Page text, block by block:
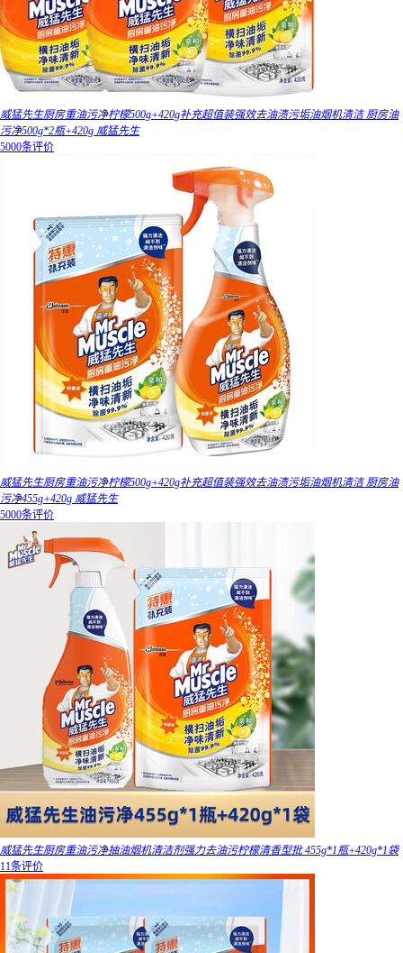
威猛先生厨房重油污净柠檬500g+420g补充超值装强效去油渍污垢油烟机清洁 厨房油
污净500g*2瓶+420g 威猛先生
5000条评价
威猛先生厨房重油污净柠檬500g+420g补充超值装强效去油渍污垢油烟机清洁 厨房油
污净455g+420g 威猛先生
5000条评价
威猛先生厨房重油污净抽油烟机清洁剂强力去油污柠檬清香型批 455g*1瓶+420g*1袋
11条评价